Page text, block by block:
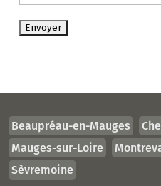
Beaupréau-en-Mauges
Mauges-sur-Loire
Sèvremoine